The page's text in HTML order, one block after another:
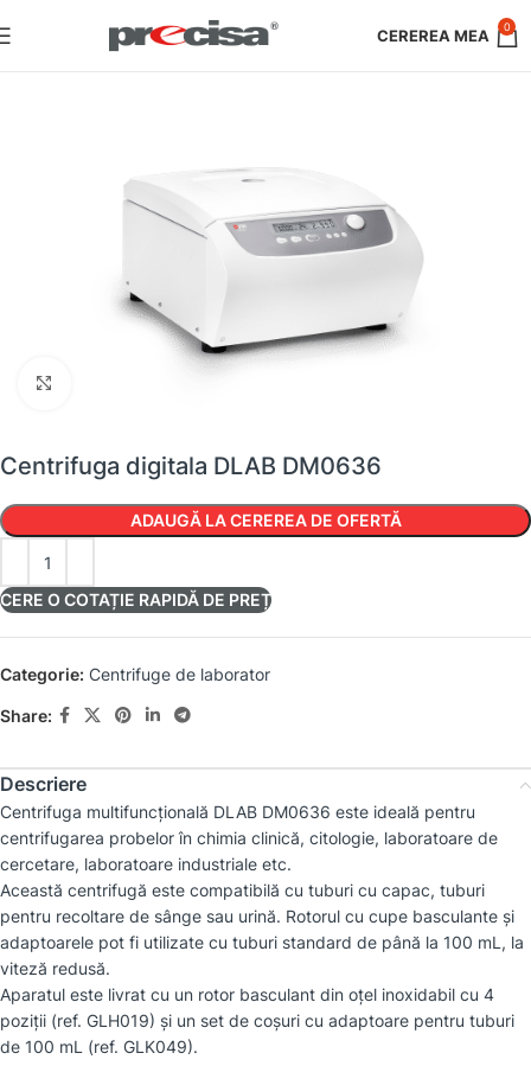
0
Centrifuga digitala DLAB DM0636
ADAUGĂ LA CEREREA DE OFERTĂ
CERE O COTAȚIE RAPIDĂ DE PREȚ
Categorie: Centrifuge de laborator
Share:
Descriere
Centrifuga multifuncțională DLAB DM0636 este ideală pentru
centrifugarea probelor în chimia clinică, citologie, laboratoare de
cercetare, laboratoare industriale etc.
Această centrifugă este compatibilă cu tuburi cu capac, tuburi
pentru recoltare de sânge sau urină. Rotorul cu cupe basculante și
adaptoarele pot fi utilizate cu tuburi standard de până la 100 mL, la
viteză redusă.
Aparatul este livrat cu un rotor basculant din oțel inoxidabil cu 4
poziții (ref. GLH019) și un set de coșuri cu adaptoare pentru tuburi
de 100 mL (ref. GLK049).